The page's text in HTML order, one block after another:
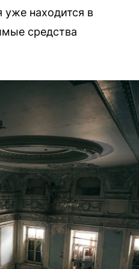
уже находится в
средства